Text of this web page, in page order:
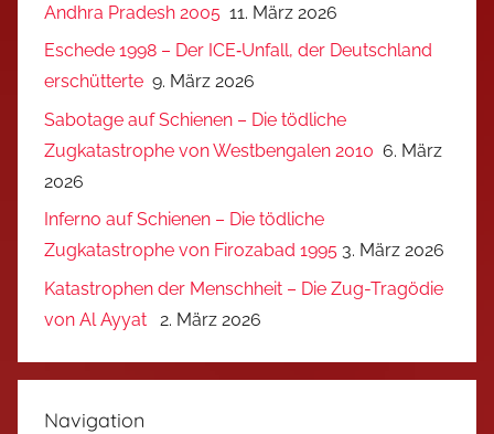
Andhra Pradesh 2005 11. März 2026
Eschede 1998 – Der ICE‑Unfall, der Deutschland
erschütterte 9. März 2026
Sabotage auf Schienen – Die tödliche
Zugkatastrophe von Westbengalen 2010 6. März
2026
Inferno auf Schienen – Die tödliche
Zugkatastrophe von Firozabad 1995 3. März 2026
Katastrophen der Menschheit – Die Zug-Tragödie
von Al Ayyat
2. März 2026
Navigation